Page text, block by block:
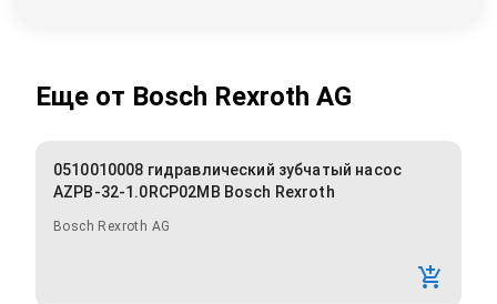
Еще от Bosch Rexroth AG
0510010008 гидравлический зубчатый насос
AZPB-32-1.0RCP02MB Bosch Rexroth
Bosch Rexroth AG